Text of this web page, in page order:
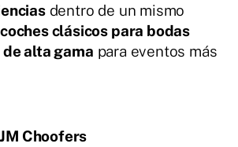
dentro de un mismo
coches clásicos para bodas
alta gama para eventos más
JM Choofers